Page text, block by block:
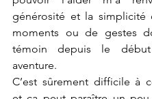
générosité et la simplicité
moments ou de gestes
témoin depuis le
aventure.
C’est sûrement difficile à